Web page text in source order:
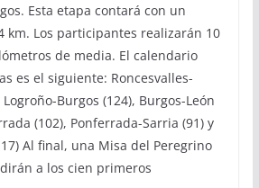
Esta etapa contará con un
km. Los participantes realizarán 10
de media. El calendario
es el siguiente: Roncesvalles-
Burgos (124), Burgos-León
(102), Ponferrada-Sarria (91) y
Al final, una Misa del Peregrino
a los cien primeros